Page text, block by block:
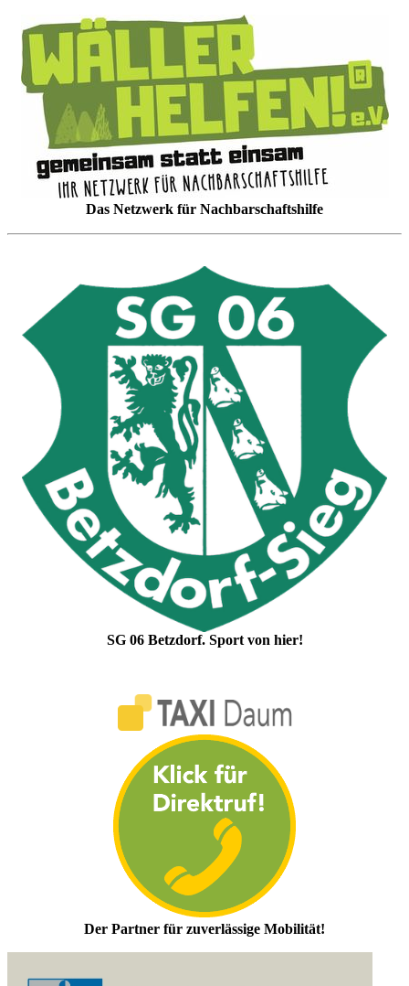
Das Netzwerk für Nachbarschaftshilfe
SG 06 Betzdorf. Sport von hier!
Der Partner für zuverlässige Mobilität!